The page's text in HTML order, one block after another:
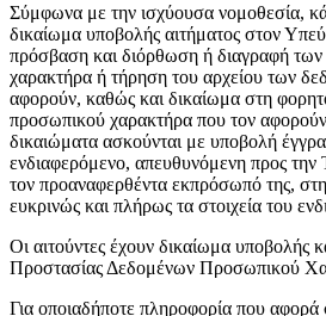
Σύμφωνα με την ισχύουσα νομοθεσία,
δικαίωμα υποβολής αιτήματος στον
πρόσβαση και διόρθωση ή διαγραφή
χαρακτήρα ή τήρηση του αρχείου των
αφορούν, καθώς και δικαίωμα στη
προσωπικού χαρακτήρα που τον
δικαιώματα ασκούνται με υποβολή
ενδιαφερόμενο, απευθυνόμενη προς την
τον προαναφερθέντα εκπρόσωπό της,
ευκρινώς και πλήρως τα στοιχεία του
Οι αιτούντες έχουν δικαίωμα υποβολής
Προστασίας Δεδομένων Προσωπικού
Για οποιαδήποτε πληροφορία που